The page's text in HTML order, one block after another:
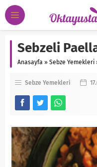
Sebzeli
Anasayfa » Sebze Yemekleri
Sebze Yemekleri